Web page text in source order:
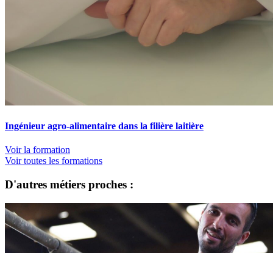
Ingénieur agro-alimentaire dans la filière laitière
Voir la formation
Voir toutes les formations
D'autres métiers proches :